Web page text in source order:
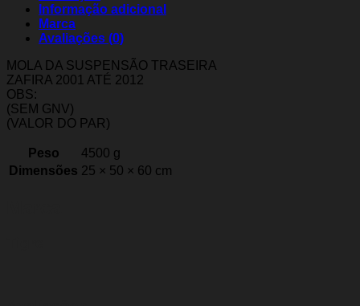
Informação adicional
Marca
Avaliações (0)
MOLA DA SUSPENSÃO TRASEIRA
ZAFIRA 2001 ATÉ 2012
OBS:
(SEM GNV)
(VALOR DO PAR)
Peso
4500 g
Dimensões 25 × 50 × 60 cm